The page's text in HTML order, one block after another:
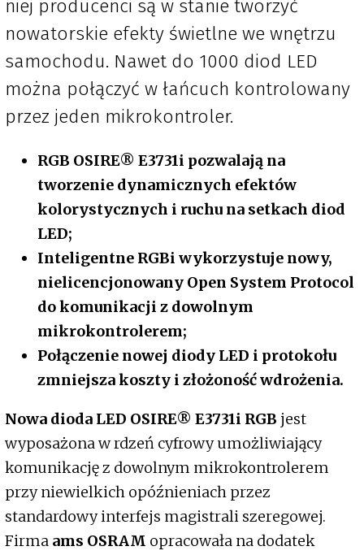
niej producenci są w stanie tworzyć
nowatorskie efekty świetlne we wnętrzu
samochodu. Nawet do 1000 diod LED
można połączyć w łańcuch kontrolowany
przez jeden mikrokontroler.
RGB OSIRE® E3731i pozwalają na
tworzenie dynamicznych efektów
kolorystycznych i ruchu na setkach diod
LED;
Inteligentne RGBi wykorzystuje nowy,
nielicencjonowany Open System Protocol
do komunikacji z dowolnym
mikrokontrolerem;
Połączenie nowej diody LED i protokołu
zmniejsza koszty i złożoność wdrożenia.
Nowa dioda LED OSIRE® E3731i RGB jest
wyposażona w rdzeń cyfrowy umożliwiający
komunikację z dowolnym mikrokontrolerem
przy niewielkich opóźnieniach przez
standardowy interfejs magistrali szeregowej.
Firma ams OSRAM opracowała na dodatek